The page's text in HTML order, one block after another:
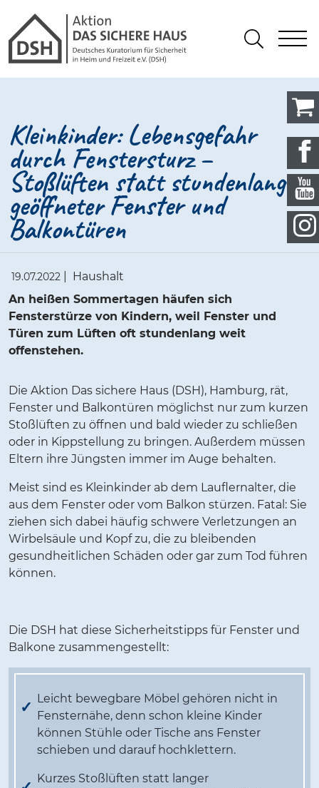
Gathmann Michaelis und
Suchen
Kleinkinder: Lebensgefahr
durch Fenstersturz –
Stoßlüften statt stundenlang
geöffneter Fenster und
Balkontüren
19.07.2022
Haushalt
An heißen Sommertagen häufen sich
Fensterstürze von Kindern, weil Fenster und
Türen zum Lüften oft stundenlang weit
offenstehen.
Die Aktion Das sichere Haus (DSH), Hamburg, rät,
Fenster und Balkontüren möglichst nur zum kurzen
Stoßlüften zu öffnen und bald wieder zu schließen
oder in Kippstellung zu bringen. Außerdem müssen
Eltern ihre Jüngsten immer im Auge behalten.
Meist sind es Kleinkinder ab dem Lauflernalter, die
aus dem Fenster oder vom Balkon stürzen. Fatal: Sie
ziehen sich dabei häufig schwere Verletzungen an
Wirbelsäule und Kopf zu, die zu bleibenden
gesundheitlichen Schäden oder gar zum Tod führen
können.
Die DSH hat diese Sicherheitstipps für Fenster und
Balkone zusammengestellt:
Leicht bewegbare Möbel gehören nicht in
Fensternähe, denn schon kleine Kinder
können Stühle oder Tische ans Fenster
schieben und darauf hochklettern.
Kurzes Stoßlüften statt langer